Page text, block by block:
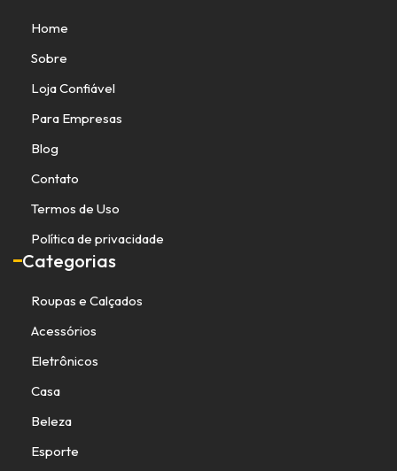
Home
Sobre
Loja Confiável
Para Empresas
Blog
Contato
Termos de Uso
Política de privacidade
Categorias
Roupas e Calçados
Acessórios
Eletrônicos
Casa
Beleza
Esporte